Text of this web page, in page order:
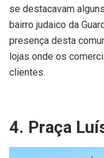
se destacavam
bairro judaico da
presença desta
lojas onde os
clientes.
4. Praça